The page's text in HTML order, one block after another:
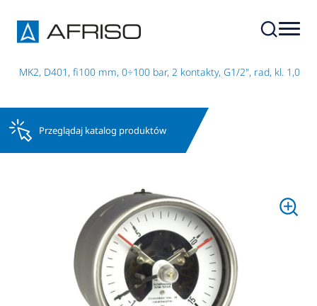
I MK2, D401, fi100 mm, 0÷100 bar, 2 kontakty, G1/2", rad, kl. 1,0
Przeglądaj katalog produktów